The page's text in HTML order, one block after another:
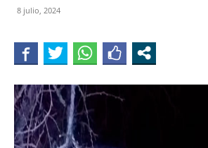
8 julio, 2024